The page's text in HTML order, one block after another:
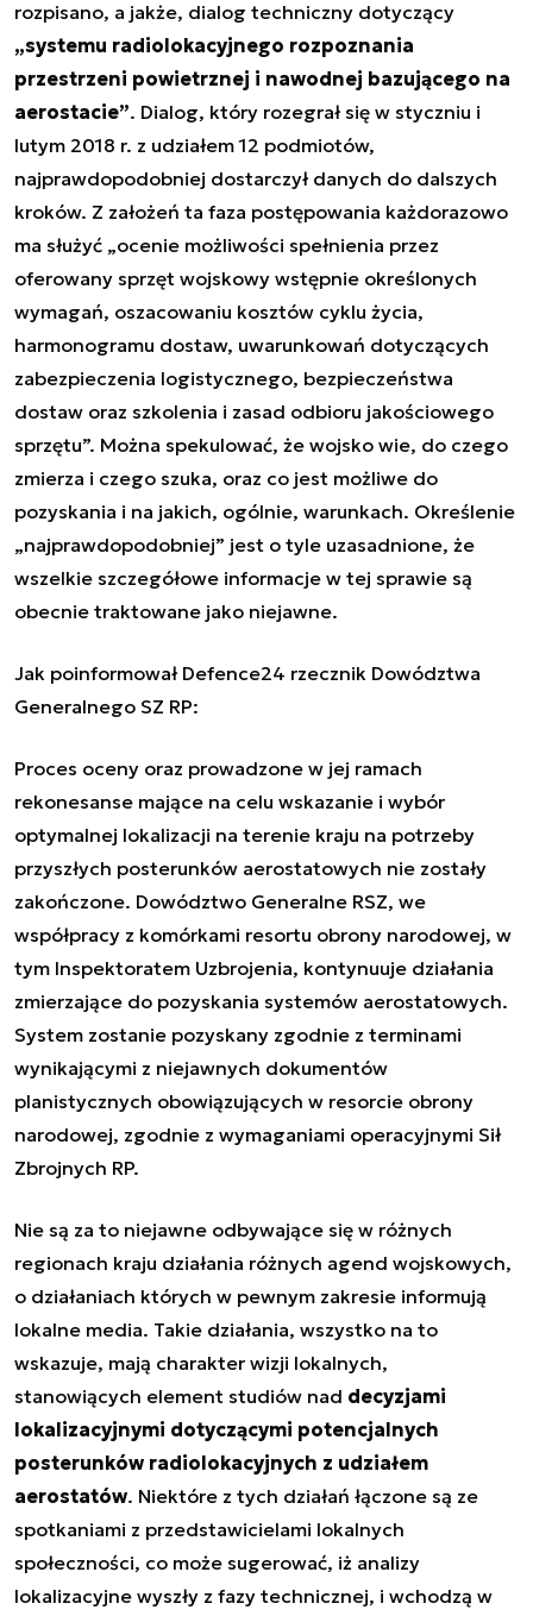
rozpisano, a jakże, dialog techniczny dotyczący
„systemu radiolokacyjnego rozpoznania
przestrzeni powietrznej i nawodnej bazującego na
aerostacie”. Dialog, który rozegrał się w styczniu i
lutym 2018 r. z udziałem 12 podmiotów,
najprawdopodobniej dostarczył danych do dalszych
kroków. Z założeń ta faza postępowania każdorazowo
ma służyć „ocenie możliwości spełnienia przez
oferowany sprzęt wojskowy wstępnie określonych
wymagań, oszacowaniu kosztów cyklu życia,
harmonogramu dostaw, uwarunkowań dotyczących
zabezpieczenia logistycznego, bezpieczeństwa
dostaw oraz szkolenia i zasad odbioru jakościowego
sprzętu”. Można spekulować, że wojsko wie, do czego
zmierza i czego szuka, oraz co jest możliwe do
pozyskania i na jakich, ogólnie, warunkach. Określenie
„najprawdopodobniej” jest o tyle uzasadnione, że
wszelkie szczegółowe informacje w tej sprawie są
obecnie traktowane jako niejawne.
Jak poinformował Defence24 rzecznik Dowództwa
Generalnego SZ RP:
Proces oceny oraz prowadzone w jej ramach
rekonesanse mające na celu wskazanie i wybór
optymalnej lokalizacji na terenie kraju na potrzeby
przyszłych posterunków aerostatowych nie zostały
zakończone. Dowództwo Generalne RSZ, we
współpracy z komórkami resortu obrony narodowej, w
tym Inspektoratem Uzbrojenia, kontynuuje działania
zmierzające do pozyskania systemów aerostatowych.
System zostanie pozyskany zgodnie z terminami
wynikającymi z niejawnych dokumentów
planistycznych obowiązujących w resorcie obrony
narodowej, zgodnie z wymaganiami operacyjnymi Sił
Zbrojnych RP.
Nie są za to niejawne odbywające się w różnych
regionach kraju działania różnych agend wojskowych,
o działaniach których w pewnym zakresie informują
lokalne media. Takie działania, wszystko na to
wskazuje, mają charakter wizji lokalnych,
stanowiących element studiów nad decyzjami
lokalizacyjnymi dotyczącymi potencjalnych
posterunków radiolokacyjnych z udziałem
aerostatów. Niektóre z tych działań łączone są ze
spotkaniami z przedstawicielami lokalnych
społeczności, co może sugerować, iż analizy
lokalizacyjne wyszły z fazy technicznej, i wchodzą w